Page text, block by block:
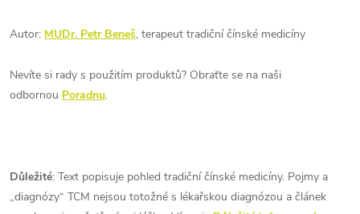
Autor: MUDr. Petr Beneš, terapeut tradiční čínské medicíny
Nevíte si rady s použitím produktů? Obraťte se na naši
odbornou Poradnu.
Důležité: Text popisuje pohled tradiční čínské medicíny. Pojmy a
„diagnózy“ TCM nejsou totožné s lékařskou diagnózou a článek